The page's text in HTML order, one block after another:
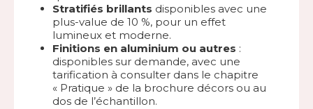
Stratifiés brillants disponibles avec une
plus-value de 10 %, pour un effet
lumineux et moderne.
Finitions en aluminium ou autres :
disponibles sur demande, avec une
tarification à consulter dans le chapitre
« Pratique » de la brochure décors ou au
dos de l’échantillon.